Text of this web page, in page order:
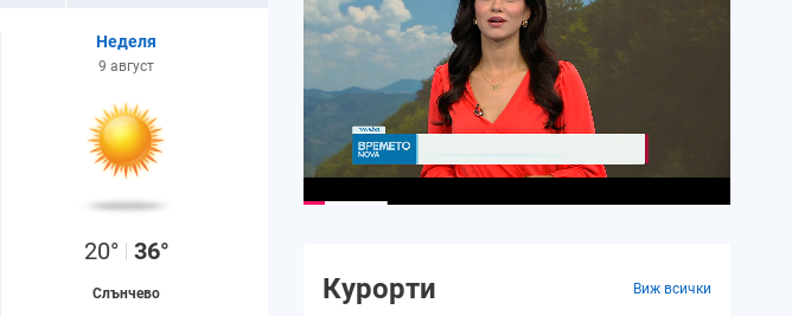
Неделя
9 август
20° 36°
Слънчево Курорти Виж всички